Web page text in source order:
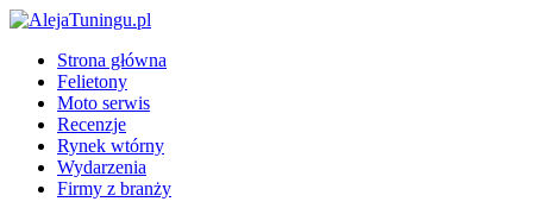
Strona główna
Felietony
Moto serwis
Recenzje
Rynek wtórny
Wydarzenia
Firmy z branży